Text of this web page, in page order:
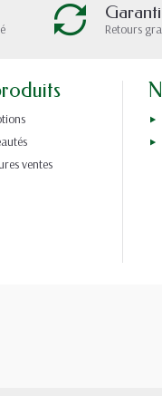
Retours
ventes